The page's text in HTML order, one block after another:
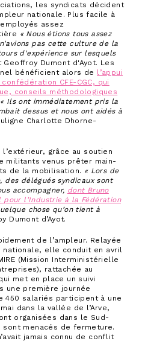
les syndicats décident
nationale. Plus facile à
assez
« Nous étions tous assez
pas cette culture de la
d'expérience sur lesquels
Geoffroy Dumont d'Ayot. Les
bénéficient alors de l’appui
CFE-CGC, qui
conseils méthodologiques
« Ils ont immédiatement pris la
dessus et nous ont aidés à
Charlotte Dhorne-
l’extérieur, grâce au soutien
militants venus prêter main-
de la mobilisation. « Lors de
des délégués syndicaux sont
accompagner, dont Bruno
l’Industrie à la Fédération
chose qu’on tient à
Dumont d’Ayot.
de l’ampleur. Relayée
elle conduit en avril
(Mission Interministérielle
rattachée au
met en place un suivi
une première journée
450 salariés participent à une
dans la vallée de l’Arve,
organisées dans le Sud-
menacés de fermeture.
jamais connu de conflit